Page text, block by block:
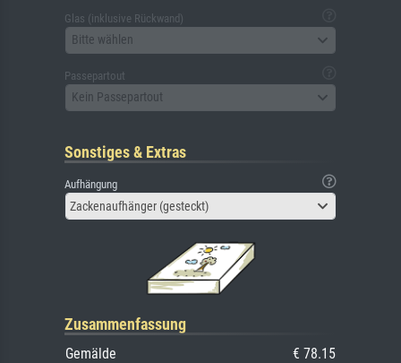
Glas (inklusive Rückwand)
Bitte wählen
Passepartout
Kein Passepartout
Sonstiges & Extras
Aufhängung
Zackenaufhänger (gesteckt)
Zusammenfassung
Gemälde
€ 78.15